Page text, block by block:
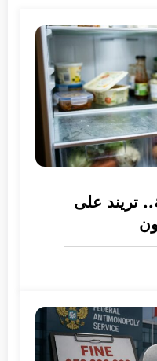
تريند على